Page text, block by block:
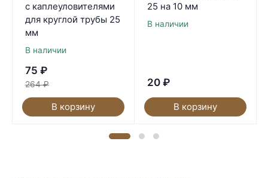
с каплеуловителями
для круглой трубы 25
мм
В наличии
75 ₽
264 ₽
В корзину
25 на 10 мм
В наличии
20 ₽
В корзину